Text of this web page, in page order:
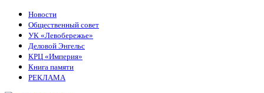
Новости
Общественный совет
УК «Левобережье»
Деловой Энгельс
КРЦ «Империя»
Книга памяти
РЕКЛАМА